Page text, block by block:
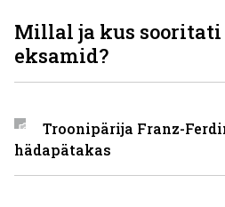
Millal ja kus sooritati
eksamid?
Troonipärija Franz-
hädapätakas